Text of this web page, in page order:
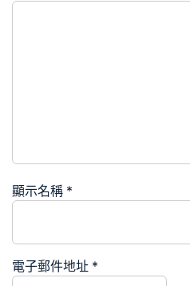
顯示名稱 *
電子郵件地址 *